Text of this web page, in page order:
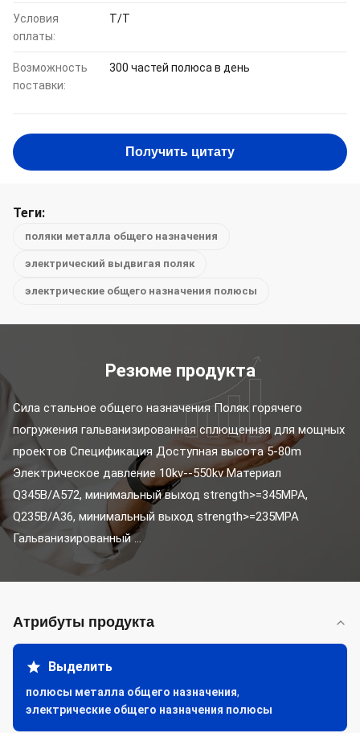
Условия
оплаты:
T/T
Возможность
поставки:
300 частей полюса в день
Получить цитату
Теги:
поляки металла общего назначения
электрический выдвигая поляк
электрические общего назначения полюсы
Резюме продукта
Сила стальное общего назначения Поляк горячего
погружения гальванизированная сплющенная для мощных
проектов Спецификация Доступная высота 5-80m
Электрическое давление 10kv--550kv Материал
Q345B/A572, минимальный выход strength>=345MPA,
Q235B/A36, минимальный выход strength>=235MPA
Гальванизированный ...
Атрибуты продукта
Выделить
полюсы металла общего назначения,
электрические общего назначения полюсы